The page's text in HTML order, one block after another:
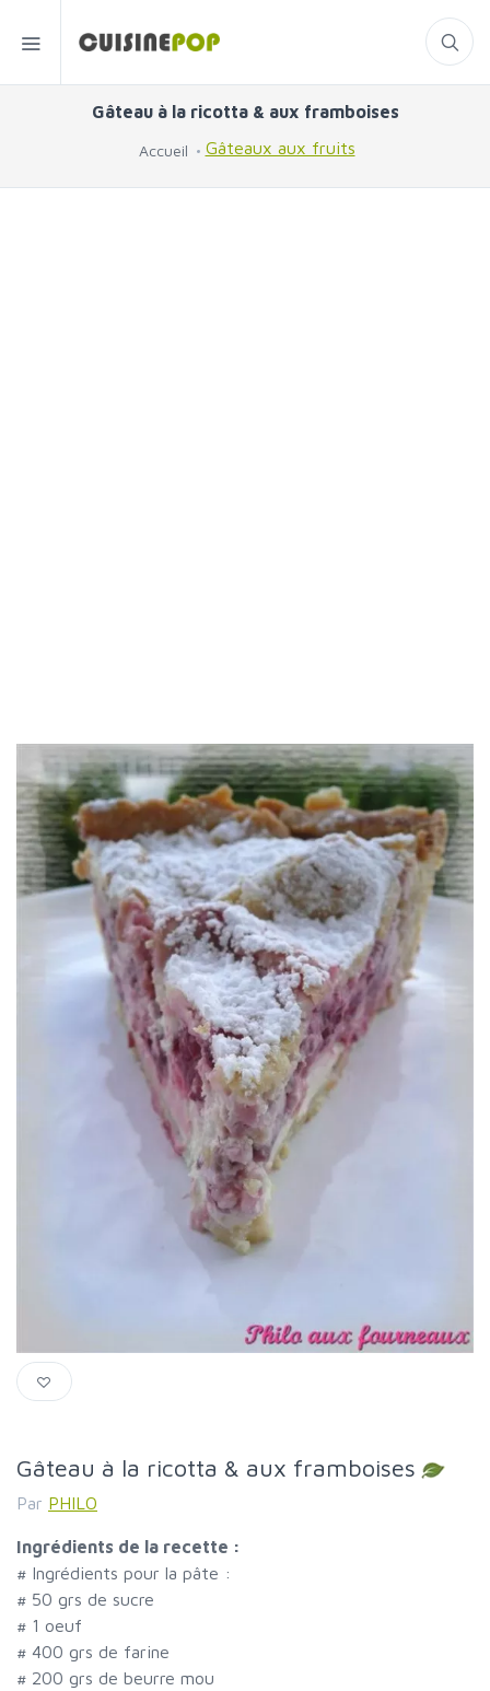
Gâteau à la ricotta & aux framboises
Accueil Gâteaux aux fruits
Gâteau à la ricotta & aux framboises
Par PHILO
Ingrédients de la recette :
# Ingrédients pour la pâte :
# 50 grs de sucre
# 1 oeuf
# 400 grs de farine
# 200 grs de beurre mou